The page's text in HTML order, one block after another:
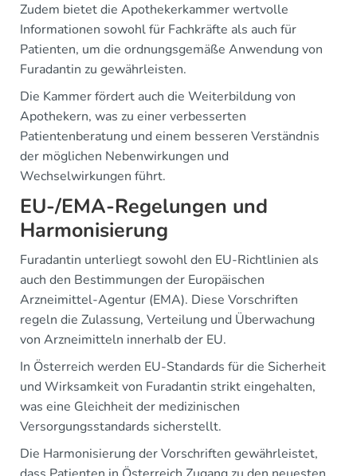
Zudem bietet die Apothekerkammer wertvolle
Informationen sowohl für Fachkräfte als auch für
Patienten, um die ordnungsgemäße Anwendung von
Furadantin zu gewährleisten.
Die Kammer fördert auch die Weiterbildung von
Apothekern, was zu einer verbesserten
Patientenberatung und einem besseren Verständnis
der möglichen Nebenwirkungen und
Wechselwirkungen führt.
EU-/EMA-Regelungen und
Harmonisierung
Furadantin unterliegt sowohl den EU-Richtlinien als
auch den Bestimmungen der Europäischen
Arzneimittel-Agentur (EMA). Diese Vorschriften
regeln die Zulassung, Verteilung und Überwachung
von Arzneimitteln innerhalb der EU.
In Österreich werden EU-Standards für die Sicherheit
und Wirksamkeit von Furadantin strikt eingehalten,
was eine Gleichheit der medizinischen
Versorgungsstandards sicherstellt.
Die Harmonisierung der Vorschriften gewährleistet,